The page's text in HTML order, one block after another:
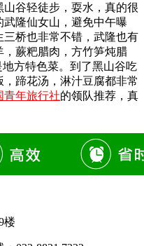
谷轻徒步，耍水，真的很
隆仙女山，避免中午曝
桥也非常不错，武隆也有
蕨粑腊肉，方竹笋炖腊
方特色菜。到了黑山谷吃
蹄花汤，淋汁豆腐都非常
青年旅行社的领队推荐，真
楼